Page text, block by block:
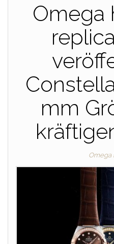
Omega
mm
Omega